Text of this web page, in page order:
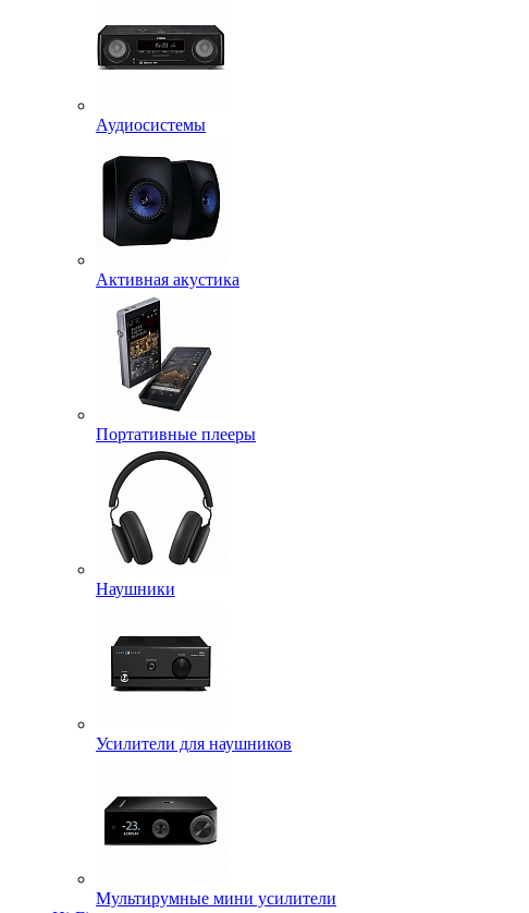
Аудиосистемы
Активная акустика
Портативные плееры
Наушники
Усилители для наушников
Мультирумные мини усилители